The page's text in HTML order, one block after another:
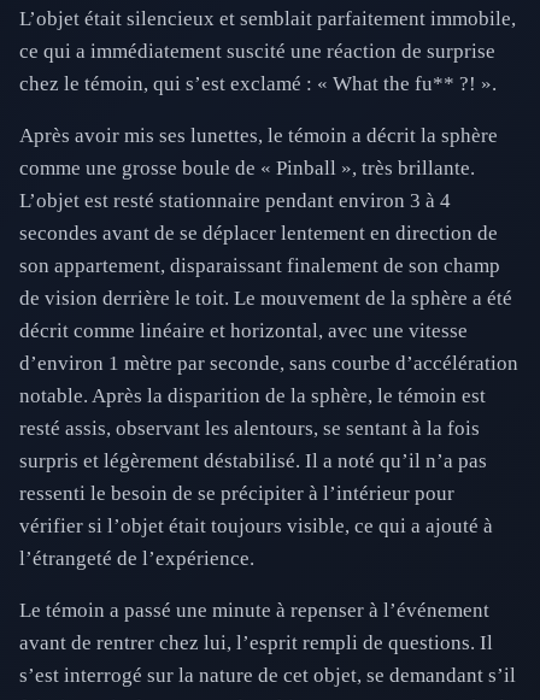
L’objet était silencieux et semblait parfaitement immobile,
ce qui a immédiatement suscité une réaction de surprise
chez le témoin, qui s’est exclamé : « What the fu** ?! ».
Après avoir mis ses lunettes, le témoin a décrit la sphère
comme une grosse boule de « Pinball », très brillante.
L’objet est resté stationnaire pendant environ 3 à 4
secondes avant de se déplacer lentement en direction de
son appartement, disparaissant finalement de son champ
de vision derrière le toit. Le mouvement de la sphère a été
décrit comme linéaire et horizontal, avec une vitesse
d’environ 1 mètre par seconde, sans courbe d’accélération
notable. Après la disparition de la sphère, le témoin est
resté assis, observant les alentours, se sentant à la fois
surpris et légèrement déstabilisé. Il a noté qu’il n’a pas
ressenti le besoin de se précipiter à l’intérieur pour
vérifier si l’objet était toujours visible, ce qui a ajouté à
l’étrangeté de l’expérience.
Le témoin a passé une minute à repenser à l’événement
avant de rentrer chez lui, l’esprit rempli de questions. Il
s’est interrogé sur la nature de cet objet, se demandant s’il